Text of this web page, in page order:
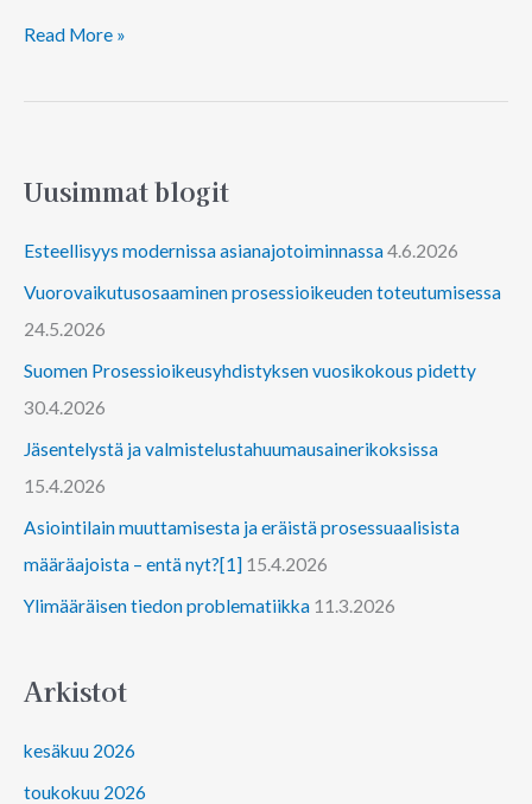
Read More »
Uusimmat blogit
Esteellisyys modernissa asianajotoiminnassa4.6.2026
Vuorovaikutusosaaminen prosessioikeuden toteutumisessa
24.5.2026
Suomen Prosessioikeusyhdistyksen vuosikokous pidetty
30.4.2026
Jäsentelystä ja valmistelustahuumausainerikoksissa
15.4.2026
Asiointilain muuttamisesta ja eräistä prosessuaalisista
määräajoista – entä nyt?[1] 15.4.2026
Ylimääräisen tiedon problematiikka 11.3.2026
Arkistot
kesäkuu 2026
toukokuu 2026